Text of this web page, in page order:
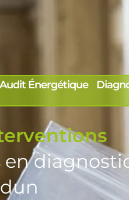
Audit Énergétique
en